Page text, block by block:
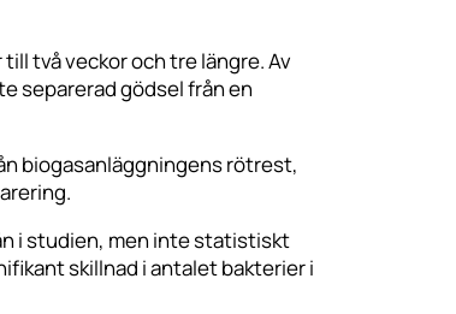
två veckor och tre längre. Av
separerad gödsel från en
biogasanläggningens rötrest,
i studien, men inte statistiskt
skillnad i antalet bakterier i